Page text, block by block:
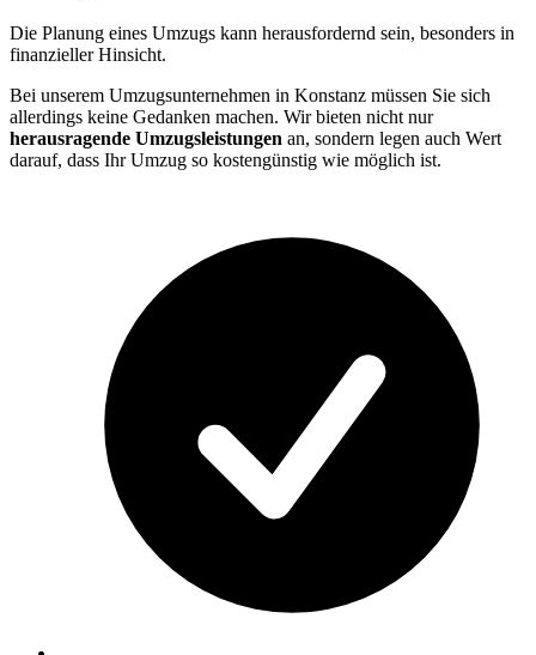
Die Planung eines Umzugs kann herausfordernd sein, besonders in
finanzieller Hinsicht.
Bei unserem Umzugsunternehmen in Konstanz müssen Sie sich
allerdings keine Gedanken machen. Wir bieten nicht nur
herausragende Umzugsleistungen an, sondern legen auch Wert
darauf, dass Ihr Umzug so kostengünstig wie möglich ist.